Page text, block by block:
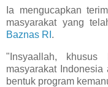
Ia mengucapkan
masyarakat yang
Baznas RI .
"Insyaallah, khusus
masyarakat
bentuk program